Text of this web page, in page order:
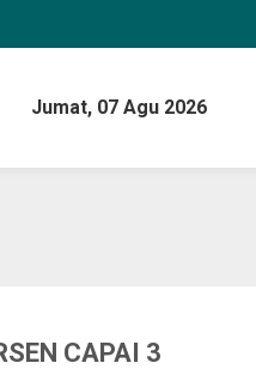
Jumat, 07 Agu 2026
CAPAI 3